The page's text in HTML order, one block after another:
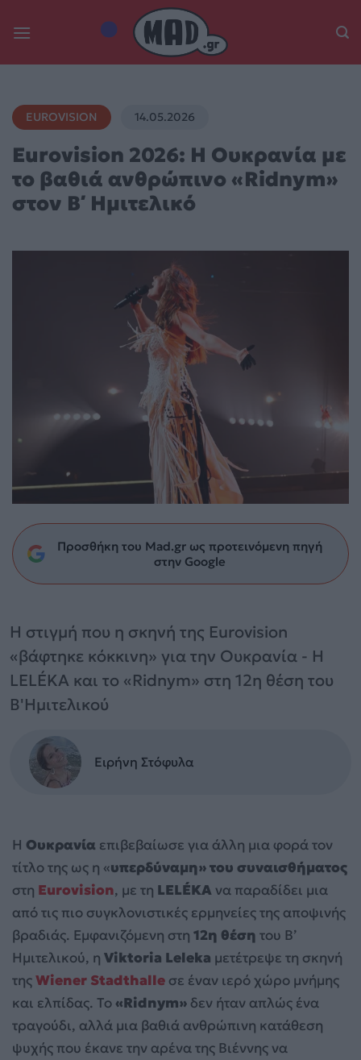
EUROVISION 14.05.2026
Eurovision 2026: Η Ουκρανία με
το βαθιά ανθρώπινο «Ridnym»
στον Β΄ Ημιτελικό
Προσθήκη του Mad.gr ως προτεινόμενη πηγή
στην Google
Η στιγμή που η σκηνή της Eurovision
«βάφτηκε κόκκινη» για την Ουκρανία - Η
LELÉKA και το «Ridnym» στη 12η θέση του
Β'Ημιτελικού
Ειρήνη Στόφυλα
Η Ουκρανία επιβεβαίωσε για άλλη μια φορά τον
τίτλο της ως η «υπερδύναμη» του συναισθήματος
στη Eurovision, με τη LELÉKA να παραδίδει μια
από τις πιο συγκλονιστικές ερμηνείες της αποψινής
βραδιάς. Εμφανιζόμενη στη 12η θέση του Β’
Ημιτελικού, η Viktoria Leleka μετέτρεψε τη σκηνή
τηςWiener Stadthalle σε έναν ιερό χώρο μνήμης
και ελπίδας. Το«Ridnym» δεν ήταν απλώς ένα
τραγούδι, αλλά μια βαθιά ανθρώπινη κατάθεση
ψυχής που έκανε την αρένα της Βιέννης να